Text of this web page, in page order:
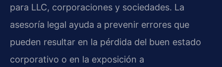
para LLC, corporaciones y sociedades. La
asesoría legal ayuda a prevenir errores que
pueden resultar en la pérdida del buen estado
corporativo o en la exposición a